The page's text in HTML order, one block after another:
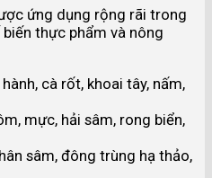
ứng dụng rộng rãi trong
thực phẩm và nông
cà rốt, khoai tây, nấm,
mực, hải sâm, rong biển,
sâm, đông trùng hạ thảo,